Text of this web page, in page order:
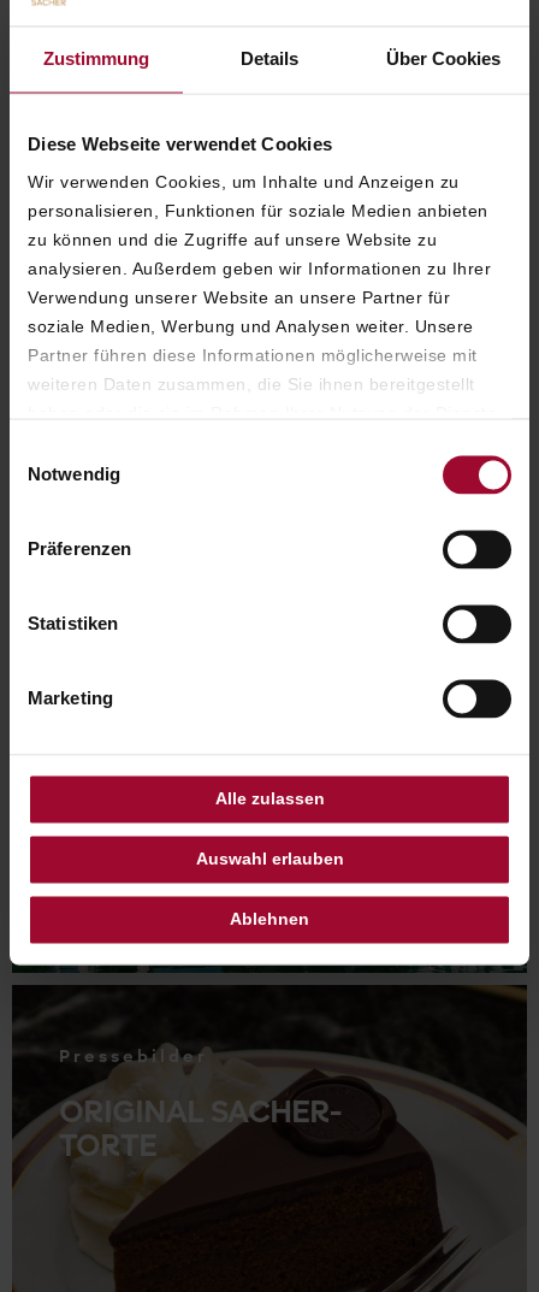
Zustimmung Details Über Cookies
Diese Webseite verwendet Cookies
Wir verwenden Cookies, um Inhalte und Anzeigen zu
personalisieren, Funktionen für soziale Medien anbieten
zu können und die Zugriffe auf unsere Website zu
analysieren. Außerdem geben wir Informationen zu Ihrer
Verwendung unserer Website an unsere Partner für
soziale Medien, Werbung und Analysen weiter. Unsere
Partner führen diese Informationen möglicherweise mit
weiteren Daten zusammen, die Sie ihnen bereitgestellt
unsererDatenschutzerklärung
Notwendig
Präferenzen
Statistiken
Marketing
Alle zulassen
Auswahl erlauben
Ablehnen
SALZBURG
Pressebilder .
ORIGINAL SACHER-
TORTE